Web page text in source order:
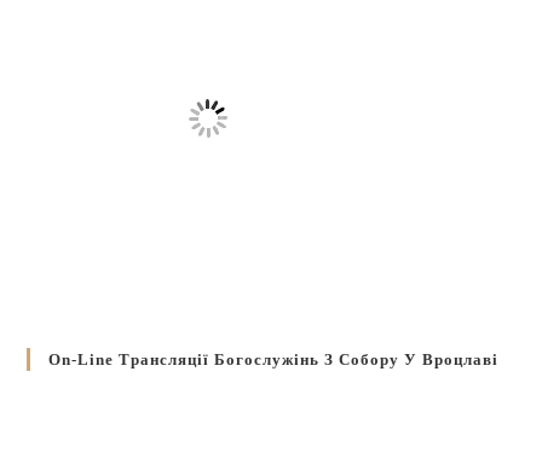
On-Line Трансляції Богослужінь З Собору У Вроцлаві